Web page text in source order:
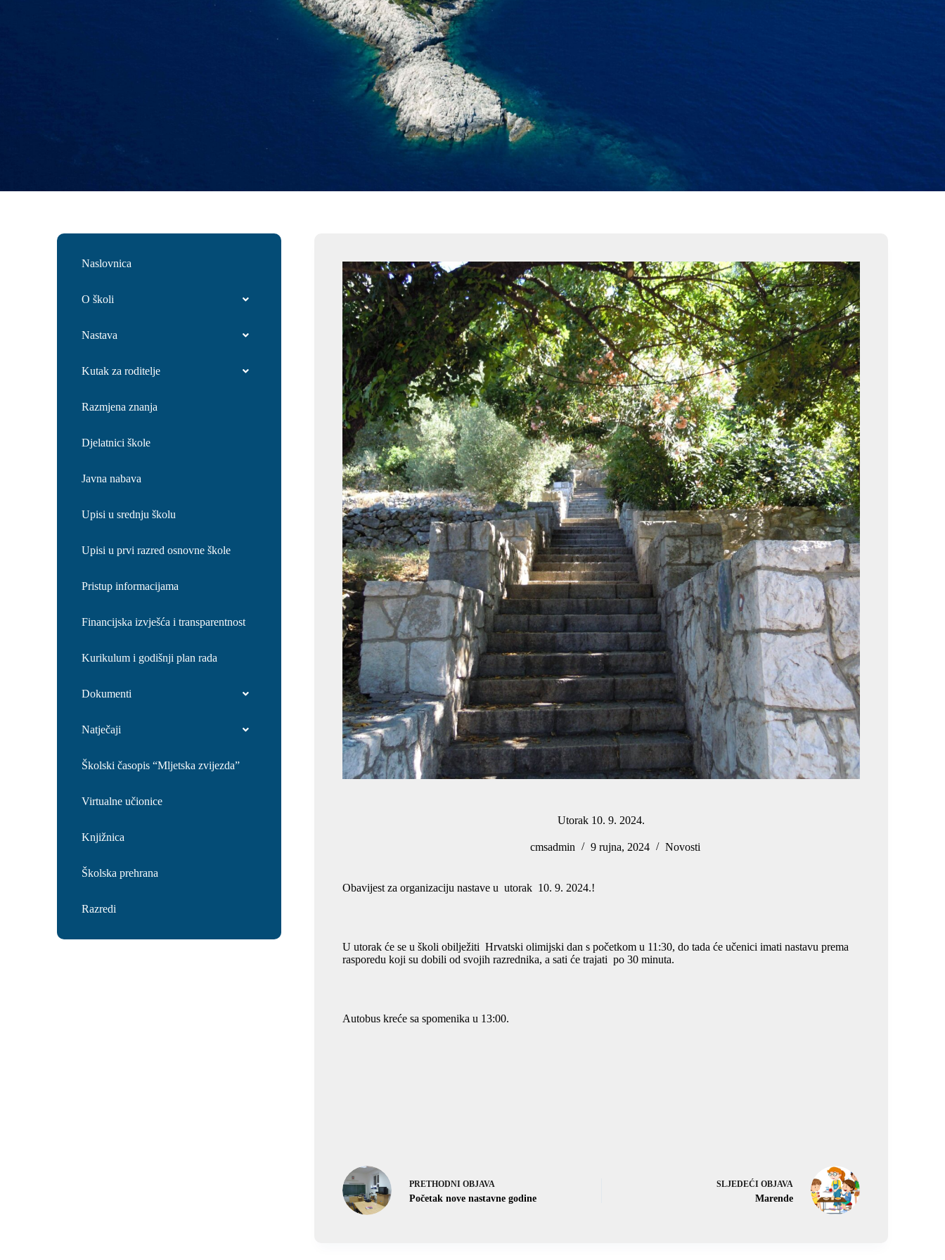
Utorak 10. 9. 2024.
cmsadmin 9 rujna, 2024 Novosti
Obavijest za organizaciju nastave u utorak 10. 9. 2024.!
U utorak će se u školi obilježiti Hrvatski olimijski dan s početkom u 11:30, do tada će učenici imati nastavu prema
rasporedu koji su dobili od svojih razrednika, a sati će trajati po 30 minuta.
Autobus kreće sa spomenika u 13:00.
PRETHODNIOBJAVA
Početak nove nastavne godine
SLJEDEĆIOBJAVA
Marende
Naslovnica
O školi
Nastava
Kutak za roditelje
Razmjena znanja
Djelatnici škole
Javna nabava
Upisi u srednju školu
Upisi u prvi razred osnovne škole
Pristup informacijama
Financijska izvješća i transparentnost
Kurikulum i godišnji plan rada
Dokumenti
Natječaji
Školski časopis “Mljetska zvijezda”
Virtualne učionice
Knjižnica
Školska prehrana
Razredi